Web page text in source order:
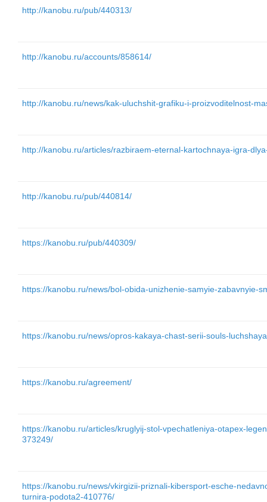
http://kanobu.ru/pub/440313/
http://kanobu.ru/accounts/858614/
http://kanobu.ru/news/kak-uluchshit-grafiku-i-proizvoditelnost-
http://kanobu.ru/articles/razbiraem-eternal-kartochnaya-igra-
http://kanobu.ru/pub/440814/
https://kanobu.ru/pub/440309/
https://kanobu.ru/news/bol-obida-unizhenie-samyie-zabavnyie-
https://kanobu.ru/news/opros-kakaya-chast-serii-souls-
https://kanobu.ru/agreement/
https://kanobu.ru/articles/kruglyij-stol-vpechatleniya-otapex-
373249/
https://kanobu.ru/news/vkirgizii-priznali-kibersport-esche-
turnira-podota2-410776/